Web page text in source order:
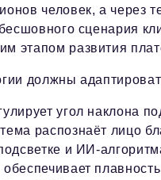
человек, а через
сценария
этапом развития
должны
угол наклона
распознаёт лицо
и ИИ-